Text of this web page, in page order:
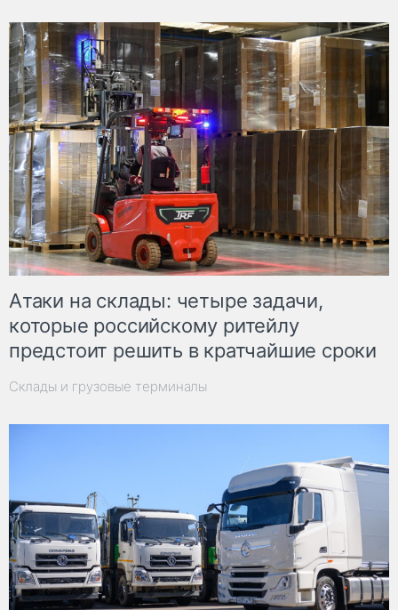
Атаки на склады: четыре задачи,
которые российскому ритейлу
предстоит решить в кратчайшие сроки
Склады и грузовые терминалы